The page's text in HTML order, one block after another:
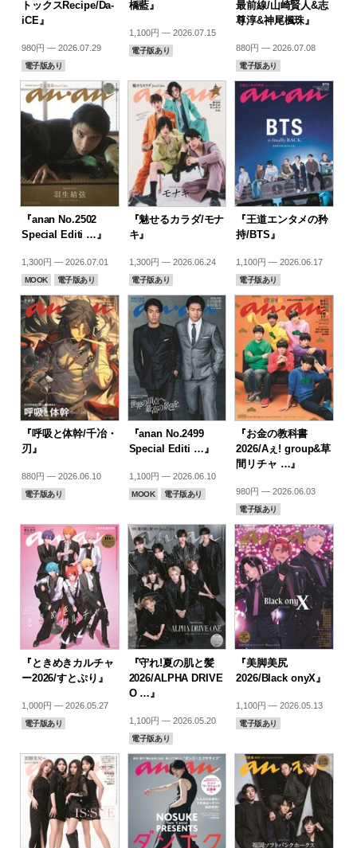
トックスRecipe/Da-
iCE』
980円 — 2026.07.29
電子版あり
橋藍』
1,100円 — 2026.07.15
電子版あり
最前線/山崎賢人&志
尊淳&神尾楓珠』
880円 — 2026.07.08
電子版あり
『anan No.2502
Special Editi …』
1,300円 — 2026.07.01
MOOK 電子版あり
『魅せるカラダ/モナ
キ』
1,300円 — 2026.06.24
電子版あり
『王道エンタメの矜
持/BTS』
1,100円 — 2026.06.17
電子版あり
『呼吸と体幹/千冶・
刃』
880円 — 2026.06.10
電子版あり
『anan No.2499
Special Editi …』
1,100円 — 2026.06.10
MOOK 電子版あり
『お金の教科書
2026/Aぇ! group&草
間リチャ …』
980円 — 2026.06.03
電子版あり
『ときめきカルチャ
ー2026/すとぷり』
1,000円 — 2026.05.27
電子版あり
『守れ!夏の肌と髪
2026/ALPHA DRIVE
O …』
1,100円 — 2026.05.20
電子版あり
『美脚美尻
2026/Black onyX』
1,100円 — 2026.05.13
電子版あり